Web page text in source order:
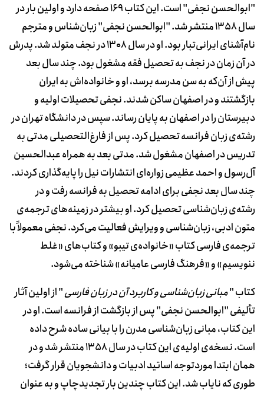
"ابوالحسن نجفی" است. این کتاب 169 صفحه دارد و اولین بار در
سال 1358 منتشر شد. "ابوالحسن نجفی" زبان‌شناس و مترجم
نام‌آشنای ایرانی‌تبار بود. او در سال 1308 در نجف متولد شد. پدرش
در آن زمان در نجف به تحصیل فقه مشغول بود. چند سال بعد
پیش از آن‌که به سن مدرسه برسد، او و خانواده‌اش به ایران
بازگشتند و در اصفهان ساکن شدند. نجفی تحصیلات اولیه و
دبیرستان را در اصفهان به پایان رساند. سپس در دانشگاه تهران در
رشته‌ی زبان فرانسه تحصیل کرد. پس از فارغ‌التحصیلی مدتی به
تدریس در اصفهان مشغول شد. مدتی بعد به همراه عبدالحسین
آل‌رسول و احمد عظیمی زواره‌ای انتشارات نیل را پایه‌گذاری کردند.
چند سال بعد نجفی برای ادامه تحصیل به فرانسه رفت و در
رشته‌ی زبان‌شناسی تحصیل کرد. او بیشتر در زمینه‌های ترجمه‌ی
متون ادبی، زبان‌شناسی و ویرایش فعالیت می‌کرد. نجفی معمولاً با
ترجمه‌ی فارسی کتاب «خانواده‌ی تیبو» و کتاب‌های «غلط
ننویسیم» و «فرهنگ فارسی عامیانه» شناخته می‌شود.
کتاب "مبانی زبان‌شناسی و کاربرد آن در زبان فارسی" از اولین آثار
تألیفی "ابوالحسن نجفی" پس از بازگشت از فرانسه است. او در
این کتاب، مبانی زبان‌شناسی مدرن را با بیانی ساده شرح داده
است. نسخه‌ی اولیه‌ی این کتاب در سال 1358 منتشر شد و در
همان ابتدا موردتوجه اساتید ادبیات و دانشجویان قرار گرفت؛
طوری که نایاب شد. این کتاب چندین بار تجدیدچاپ و به عنوان